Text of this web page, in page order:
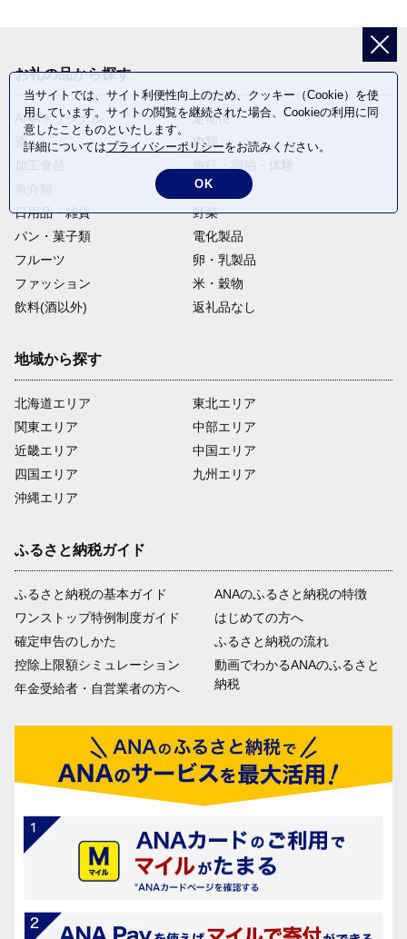
25
4-2宇佐地域(封戸)地区を応援
応援する
お礼の品から探す
ANAオリジナル
定期便
酒
肉類
麺類
日用品・雑貨
野菜
パン・菓子類
電化製品
フルーツ
卵・乳製品
ファッション
米・穀物
飲料(酒以外)
返礼品なし
地域から探す
北海道エリア
関東エリア
近畿エリア
四国エリア
沖縄エリア
東北エリア
中部エリア
中国エリア
九州エリア
ふるさと納税ガイド
ふるさと納税の基本ガイド
ワンストップ特例制度ガイド
確定申告のしかた
控除上限額シミュレーション
年金受給者・自営業者の方へ
ANAのふるさと納税の特徴
はじめての方へ
ふるさと納税の流れ
動画でわかるANAのふるさと
納税
当サイトでは、サイト利便性向上のため、クッキー（Cookie）を使
用しています。サイトの閲覧を継続された場合、Cookieの利用に同
意したことものといたします。
詳細についてはプライバシーポリシーをお読みください。
OK